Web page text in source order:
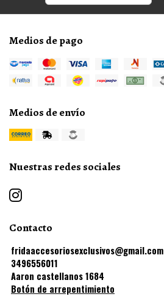
Medios de pago
Medios de envío
Nuestras redes sociales
Contacto
fridaaccesoriosexclusivos@gmail.com
3496556011
Aaron castellanos 1684
Botón de arrepentimiento